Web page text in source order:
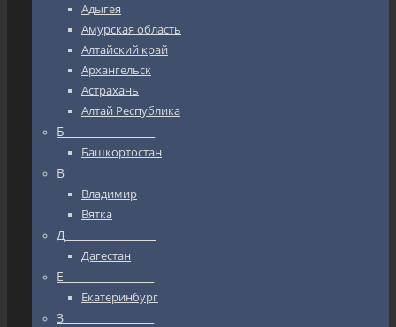
Адыгея
Амурская область
Алтайский край
Архангельск
Астрахань
Алтай Республика
Б_________________
Башкортостан
В_________________
Владимир
Вятка
Д_________________
Дагестан
Е_________________
Екатеринбург
З_________________